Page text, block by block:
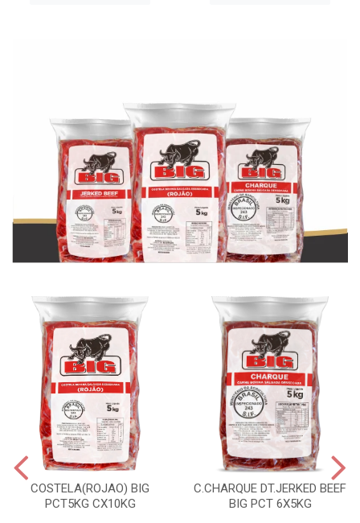
COSTELA(ROJAO) BIG
PCT5KG CX10KG
C.CHARQUE DT.JERKED BEEF
BIG PCT 6X5KG